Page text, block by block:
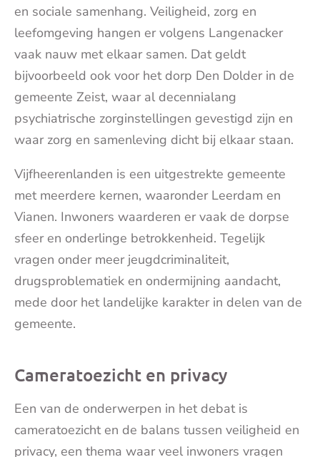
en sociale samenhang. Veiligheid, zorg en
leefomgeving hangen er volgens Langenacker
vaak nauw met elkaar samen. Dat geldt
bijvoorbeeld ook voor het dorp Den Dolder in de
gemeente Zeist, waar al decennialang
psychiatrische zorginstellingen gevestigd zijn en
waar zorg en samenleving dicht bij elkaar staan.
Vijfheerenlanden is een uitgestrekte gemeente
met meerdere kernen, waaronder Leerdam en
Vianen. Inwoners waarderen er vaak de dorpse
sfeer en onderlinge betrokkenheid. Tegelijk
vragen onder meer jeugdcriminaliteit,
drugsproblematiek en ondermijning aandacht,
mede door het landelijke karakter in delen van de
gemeente.
Cameratoezicht en privacy
Een van de onderwerpen in het debat is
cameratoezicht en de balans tussen veiligheid en
privacy, een thema waar veel inwoners vragen